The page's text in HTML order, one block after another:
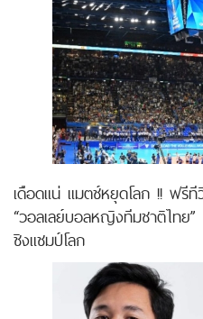
เดือดแน่ แมตช์หยุดโลก !! ฟรี
“วอลเลย์บอลหญิงทีมชาติไทย
ชิงแชมป์โลก